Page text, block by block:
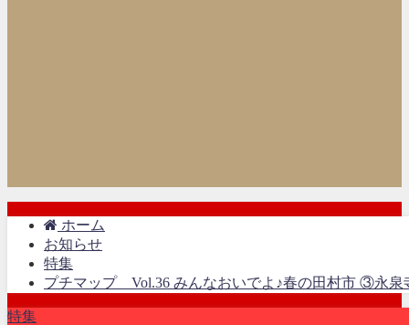
ホーム
お知らせ
特集
プチマップ Vol.36 みんなおいでよ♪春の田村市 ③永泉
特集